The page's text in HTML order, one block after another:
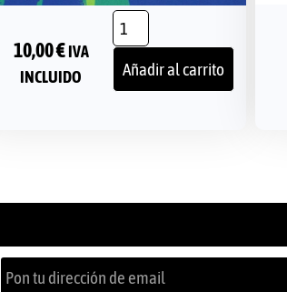
10,00€IVA
INCLUIDO
Añadir al carrito